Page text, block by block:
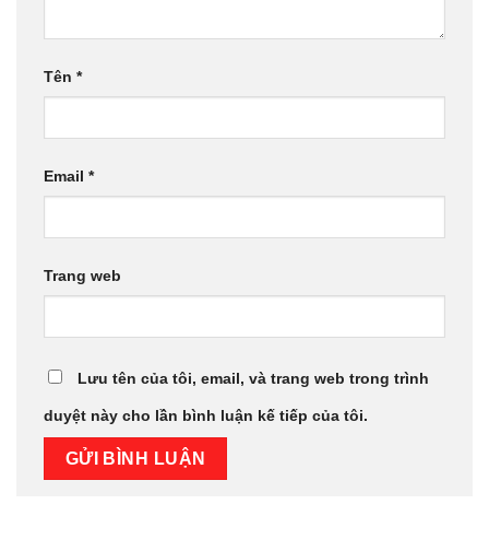
Tên *
Email *
Trang web
Lưu tên của tôi, email, và trang web trong trình
duyệt này cho lần bình luận kế tiếp của tôi.